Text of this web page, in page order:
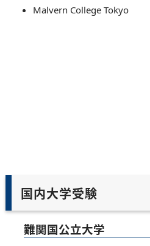
Malvern College Tokyo
国内大学受験
難関国公立大学